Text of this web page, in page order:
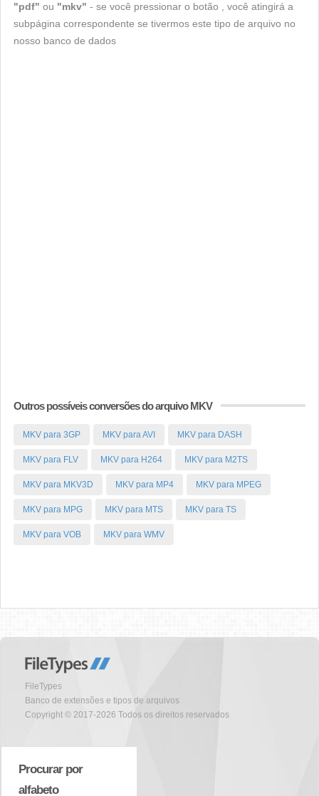
"pdf" ou "mkv" - se você pressionar o botão , você atingirá a
subpágina correspondente se tivermos este tipo de arquivo no
nosso banco de dados
Outros possíveis conversões do arquivo MKV
MKV para 3GP MKV para AVI MKV para DASH
MKV para FLV MKV para H264 MKV para M2TS
MKV para MKV3D MKV para MP4 MKV para MPEG
MKV para MPG MKV para MTS MKV para TS
MKV para VOB MKV para WMV
FileTypes
Banco de extensões e tipos de arquivos
Copyright © 2017-2026 Todos os direitos reservados
Procurar por
alfabeto